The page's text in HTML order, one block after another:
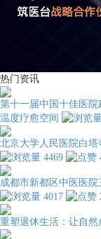
热门资讯
第十一届中国十佳医
温度疗愈空间
北京大学人民医院白
4469
成都市新都区中医医
4017
重塑退休生活：让自